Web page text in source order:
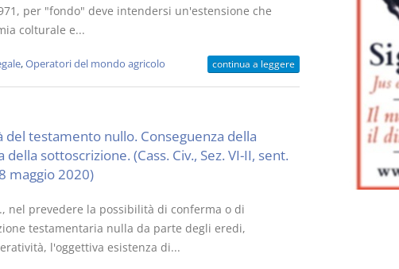
per "fondo" deve intendersi un'estensione che
colturale e...
,Operatori del mondo agricolo continua a leggere
testamento nullo. Conseguenza della
sottoscrizione. (Cass. Civ., Sez. VI-II, sent.
maggio 2020)
nel prevedere la possibilità di conferma o di
testamentaria nulla da parte degli eredi,
l'oggettiva esistenza di...